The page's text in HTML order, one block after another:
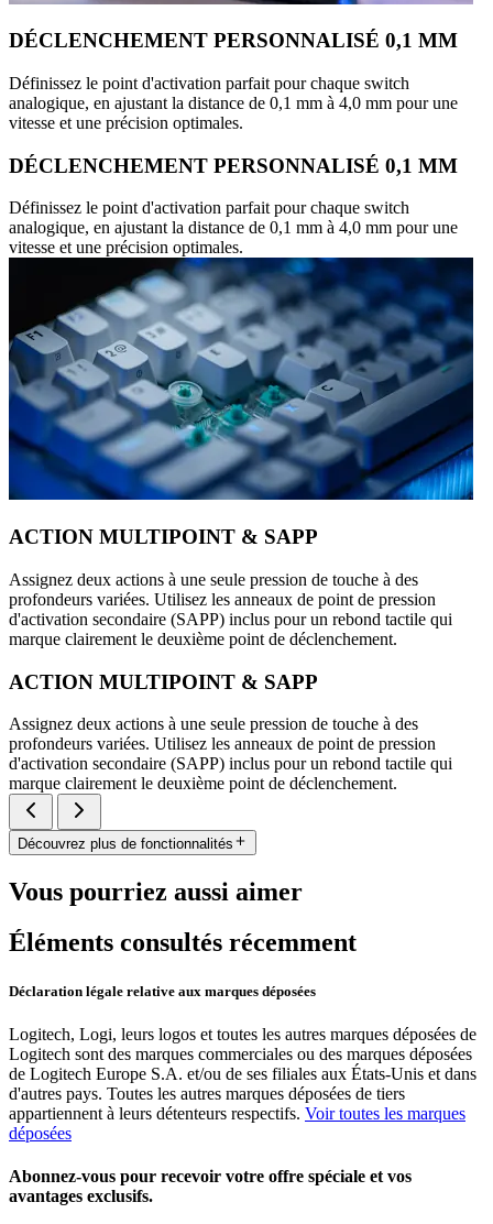
DÉCLENCHEMENT PERSONNALISÉ 0,1 MM
Définissez le point d'activation parfait pour chaque switch
analogique, en ajustant la distance de 0,1 mm à 4,0 mm pour une
vitesse et une précision optimales.
DÉCLENCHEMENT PERSONNALISÉ 0,1 MM
Définissez le point d'activation parfait pour chaque switch
analogique, en ajustant la distance de 0,1 mm à 4,0 mm pour une
vitesse et une précision optimales.
ACTION MULTIPOINT & SAPP
Assignez deux actions à une seule pression de touche à des
profondeurs variées. Utilisez les anneaux de point de pression
d'activation secondaire (SAPP) inclus pour un rebond tactile qui
marque clairement le deuxième point de déclenchement.
ACTION MULTIPOINT & SAPP
Assignez deux actions à une seule pression de touche à des
profondeurs variées. Utilisez les anneaux de point de pression
d'activation secondaire (SAPP) inclus pour un rebond tactile qui
marque clairement le deuxième point de déclenchement.
Découvrez plus de fonctionnalités
Vous pourriez aussi aimer
Éléments consultés récemment
Déclaration légale relative aux marques déposées
Logitech, Logi, leurs logos et toutes les autres marques déposées de
Logitech sont des marques commerciales ou des marques déposées
de Logitech Europe S.A. et/ou de ses filiales aux États-Unis et dans
d'autres pays. Toutes les autres marques déposées de tiers
appartiennent à leurs détenteurs respectifs. Voir toutes les marques
déposées
Abonnez-vous pour recevoir votre offre spéciale et vos
avantages exclusifs.